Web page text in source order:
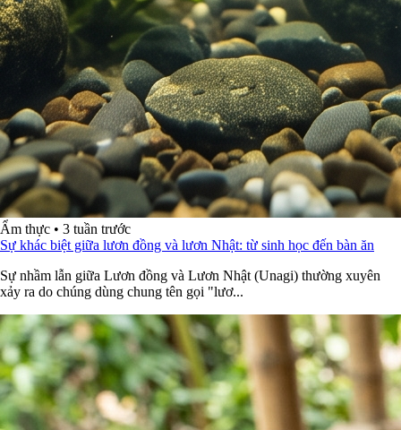
Ẩm thực • 3 tuần trước
Sự khác biệt giữa lươn đồng và lươn Nhật: từ sinh học đến bàn ăn
Sự nhầm lẫn giữa Lươn đồng và Lươn Nhật (Unagi) thường xuyên
xảy ra do chúng dùng chung tên gọi "lươ...